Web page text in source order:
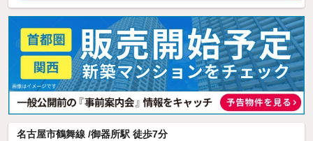
名古屋市鶴舞線 /御器所駅 徒歩7分